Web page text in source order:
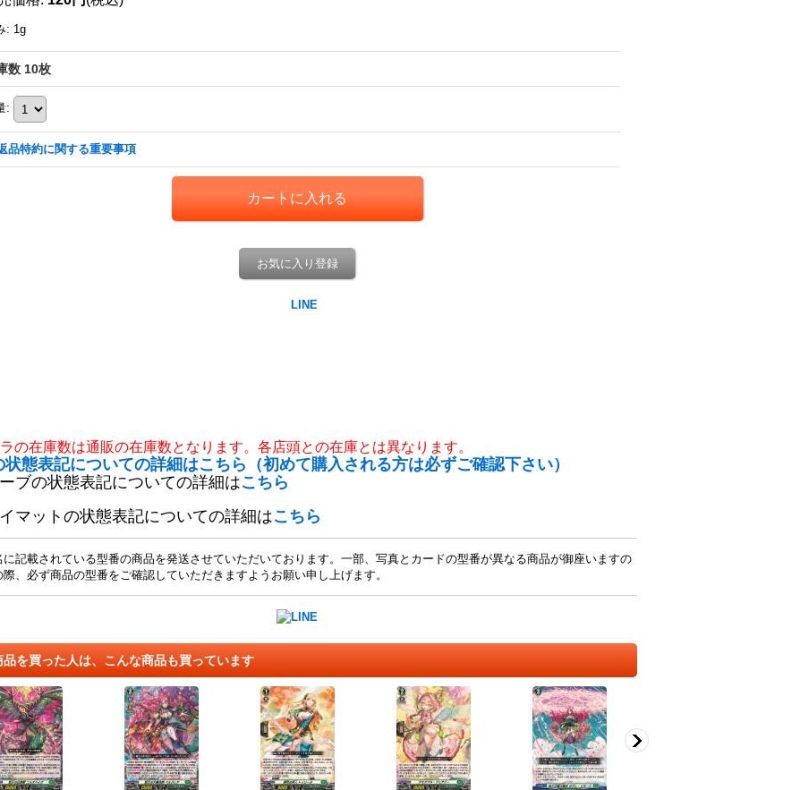
: 1g
数 10枚
:
品特約に関する重要事項
お気に入り登録
の在庫数は通販の在庫数となります。各店頭との在庫とは異なります。
状態表記についての詳細はこちら（初めて購入される方は必ずご確認下さい）
ブの状態表記についての詳細はこちら
マットの状態表記についての詳細はこちら
記載されている型番の商品を発送させていただいております。一部、写真とカードの型番が異なる商品が御座いますの
、必ず商品の型番をご確認していただきますようお願い申し上げます。
品を買った人は、こんな商品も買っています